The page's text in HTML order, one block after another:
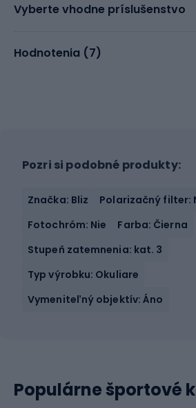
Vyberte vhodne príslušenstvo
Hodnotenia (7)
Pozri si podobné produkty:
Značka: Bliz
Polarizačný filter:
Fotochróm: Nie
Farba: Čierna
Stupeň zatemnenia: kat. 3
Typ výrobku: Okuliare
Vymeniteľný objektív: Áno
Populárne športové